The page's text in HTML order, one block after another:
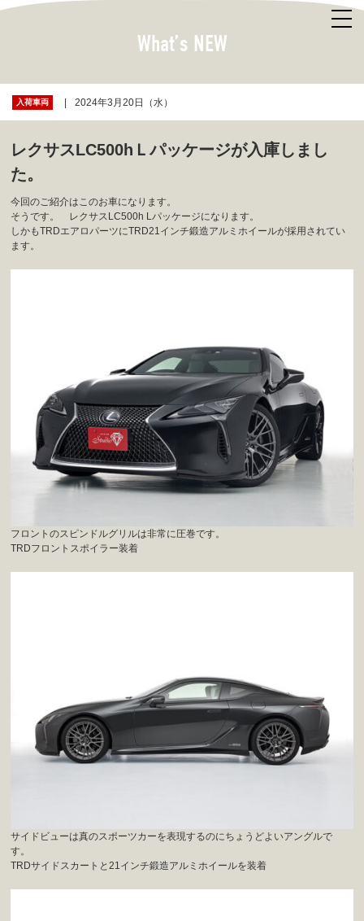
What’s NEW
入荷車両 2024年3月20日（水）
レクサスLC500hＬパッケージが入庫しまし
た。
今回のご紹介はこのお車になります。
そうです。 レクサスLC500h Lパッケージになります。
しかもTRDエアロパーツにTRD21インチ鍛造アルミホイールが採用されてい
ます。
フロントのスピンドルグリルは非常に圧巻です。
TRDフロントスポイラー装着
サイドビューは真のスポーツカーを表現するのにちょうどよいアングルで
す。
TRDサイドスカートと21インチ鍛造アルミホイールを装着